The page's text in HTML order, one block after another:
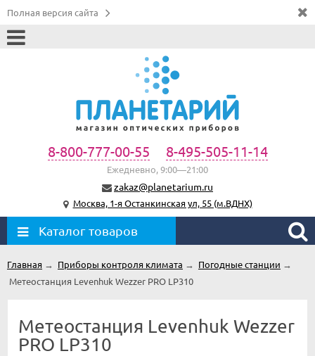
Полная версия сайта
8-800-777-00-55 8-495-505-11-14
Ежедневно, 9:00—21:00
zakaz@planetarium.ru
Москва, 1-я Останкинская ул, 55 (м.ВДНХ)
Каталог товаров
Главная → Приборы контроля климата → Погодные станции →
Метеостанция Levenhuk Wezzer PRO LP310
Метеостанция Levenhuk Wezzer
PRO LP310